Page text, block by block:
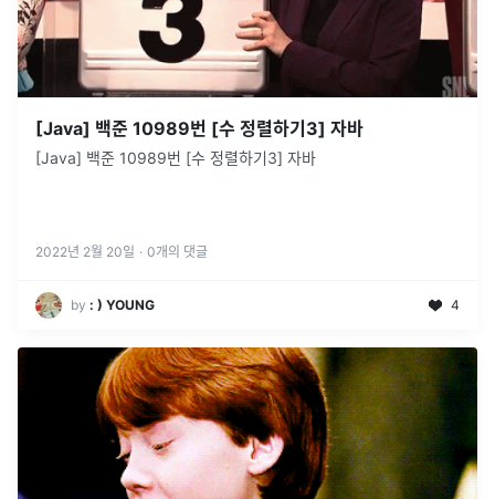
[Java] 백준 10989번 [수 정렬하기3] 자바
[Java] 백준 10989번 [수 정렬하기3] 자바
2022년 2월 20일 · 0개의 댓글
by : ) YOUNG 4